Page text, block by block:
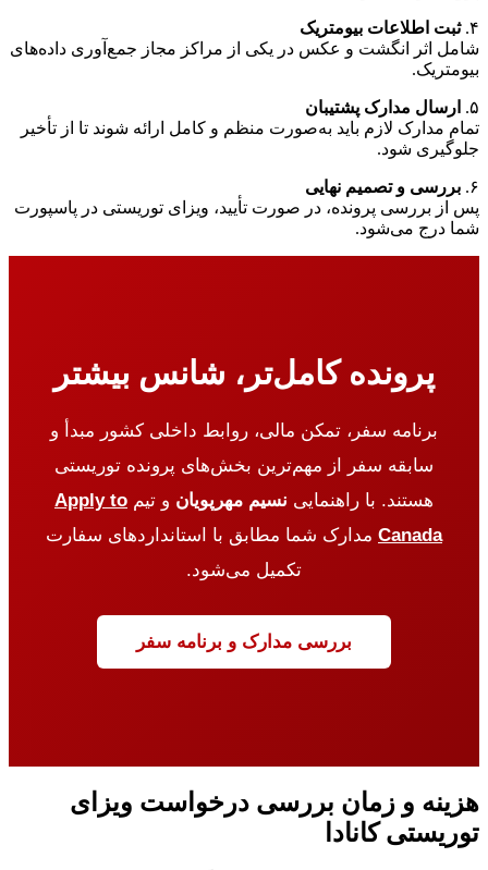
۴. ثبت اطلاعات بیومتریک
شامل اثر انگشت و عکس در یکی از مراکز مجاز جمع‌آوری داده‌های
بیومتریک.
۵.
ارسال مدارک پشتیبان
تمام مدارک لازم باید به‌صورت منظم و کامل ارائه شوند تا از تأخیر
جلوگیری شود.
۶. بررسی و تصمیم نهایی
پس از بررسی پرونده، در صورت تأیید، ویزای توریستی در پاسپورت
شما درج می‌شود.
پرونده کامل‌تر، شانس بیشتر
برنامه سفر، تمکن مالی، روابط داخلی کشور مبدأ و
سابقه سفر از مهم‌ترین بخش‌های پرونده توریستی
هستند. با راهنمایی نسیم مهرپویان و تیم Apply to
Canada مدارک شما مطابق با استانداردهای سفارت
تکمیل می‌شود.
بررسی مدارک و برنامه سفر
هزینه و زمان بررسی درخواست ویزای
توریستی کانادا